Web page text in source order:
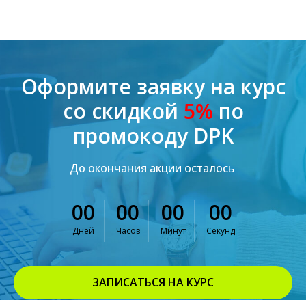
Оформите заявку на курс
со скидкой 5% по
промокоду DPK
До окончания акции осталось
00
Дней
00
Часов
00
Минут
00
Секунд
ЗАПИСАТЬСЯ НА КУРС